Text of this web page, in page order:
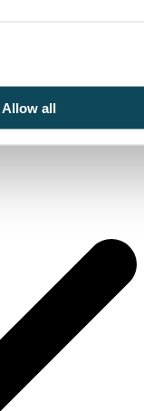
Allow all